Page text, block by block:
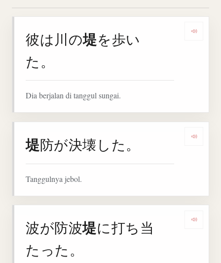
彼は川の堤を歩い
た。
Dia berjalan di tanggul sungai.
堤防が決壊した。
Tanggulnya jebol.
波が防波堤に打ち当
たった。